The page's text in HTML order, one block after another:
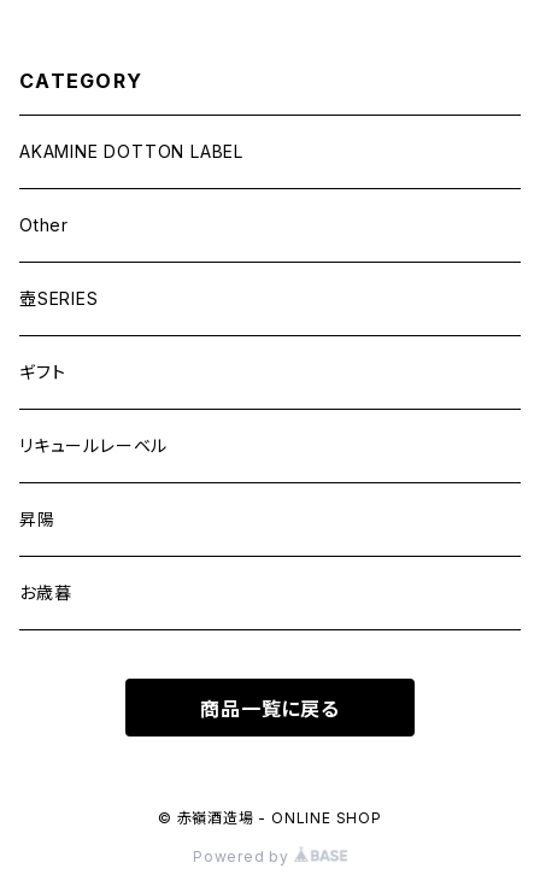
CATEGORY
AKAMINE DOTTON LABEL
Other
壺SERIES
ギフト
リキュールレーベル
昇陽
お歳暮
商品一覧に戻る
© 赤嶺酒造場 - ONLINE SHOP
Powered by